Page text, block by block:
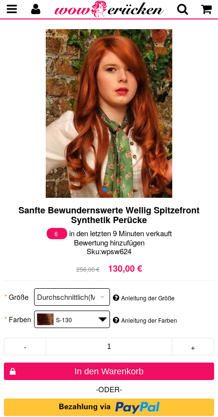
Sanfte Bewundernswerte Wellig Spitzefront
Synthetik Perücke
6
in den letzten 9 Minuten verkauft
Bewertung hinzufügen
Sku:wpsw624
256,00 € 130,00 €
* Größe Anleitung der Größe
* Farben S-130 Anleitung der Farben
- +
In den Warenkorb
-ODER-